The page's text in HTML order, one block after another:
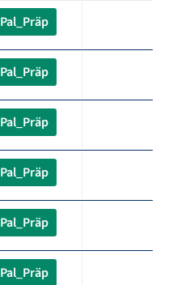
Pal_Präp
Pal_Präp
Pal_Präp
Pal_Präp
Pal_Präp
Pal_Präp